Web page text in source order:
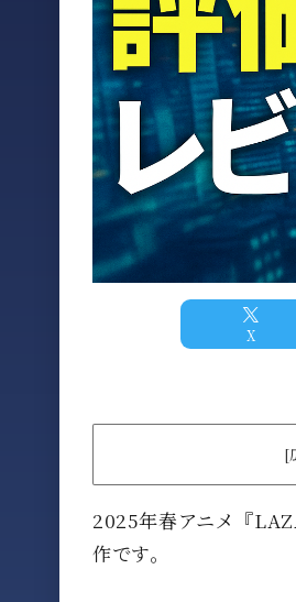
X
[
2025年春アニメ『
作です。